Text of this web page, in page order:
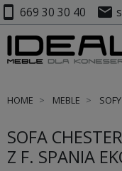
smartphone 669 30 30 40 mail
HOME MEBLE SOFY
SOFA
Z F. SPANIA